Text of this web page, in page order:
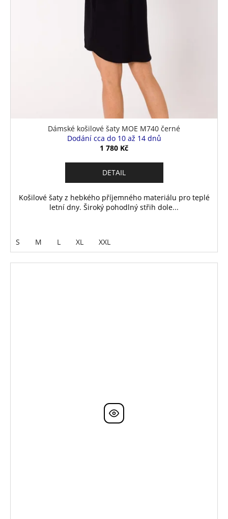
Dámské košilové šaty MOE M740 černé
Dodání cca do 10 až 14 dnů
1 780 Kč
DETAIL
Košilové šaty z hebkého příjemného materiálu pro teplé
letní dny. Široký pohodlný střih dole...
S M L XL XXL